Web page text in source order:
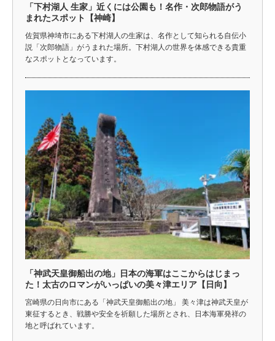
「下村湖人 生家」近くには公園も！名作・次郎物語がう
まれたスポット【神崎】
佐賀県神埼市にある下村湖人の生家は、名作として知られる自伝小
説「次郎物語」がうまれた場所。下村湖人の世界を体感できる貴重
なスポットとなっています。
「神武天皇御船出の地」日本の海軍はここからはじまっ
た！太古のロマンがいっぱいの美々津エリア【日向】
宮崎県の日向市にある「神武天皇御船出の地」 美々津は神武天皇が
東征するとき、戦勝や安全を祈願した場所とされ、日本海軍発祥の
地と呼ばれています。